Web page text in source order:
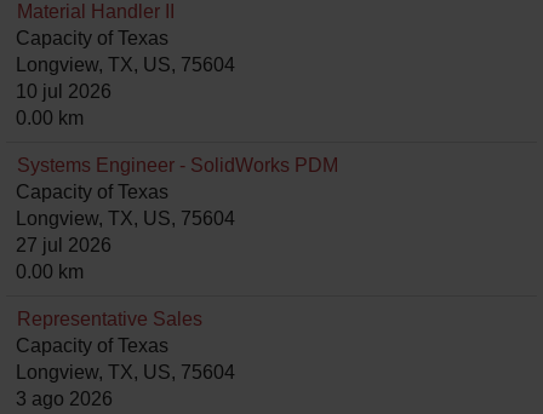
Material Handler II
Capacity of Texas
Longview, TX, US, 75604
10 jul 2026
0.00 km
Systems Engineer - SolidWorks PDM
Capacity of Texas
Longview, TX, US, 75604
27 jul 2026
0.00 km
Representative Sales
Capacity of Texas
Longview, TX, US, 75604
3 ago 2026